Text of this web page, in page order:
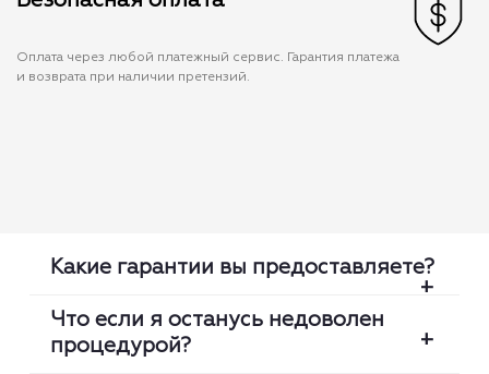
Оплата через любой платежный сервис. Гарантия платежа
и возврата при наличии претензий.
Какие гарантии вы предоставляете?
Что если я останусь недоволен
процедурой?